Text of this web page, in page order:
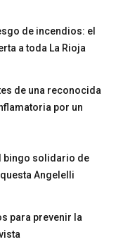
de incendios: el
a toda La Rioja
de una reconocida
por un
bingo solidario de
Angelelli
para prevenir la